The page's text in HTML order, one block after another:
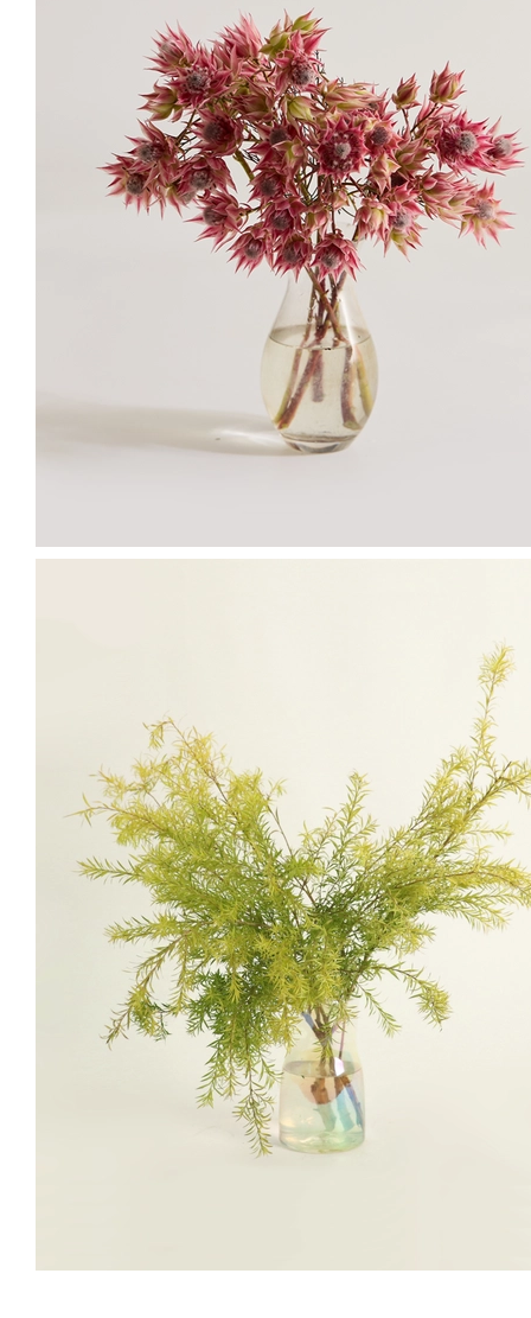
이대로 주문하기
🎄 크리스마스 스타일링 #1
계절이 담긴 귤밭에서
🎄크리스마스 스타일링 #2
작소님과 함께 하는
🎄 크리스마스 스타일링 #4
어니스트팀이 제일 먼저 검증했어요